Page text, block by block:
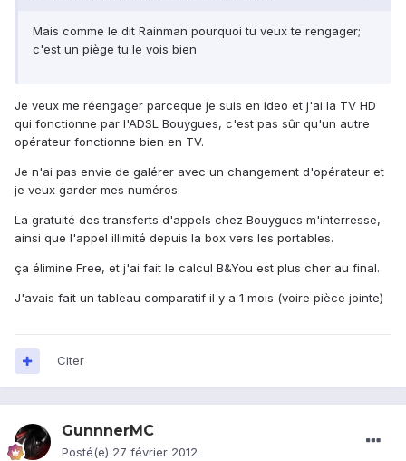
Mais comme le dit Rainman pourquoi tu veux te rengager;
c'est un piège tu le vois bien
Je veux me réengager parceque je suis en ideo et j'ai la TV HD
qui fonctionne par l'ADSL Bouygues, c'est pas sûr qu'un autre
opérateur fonctionne bien en TV.
Je n'ai pas envie de galérer avec un changement d'opérateur et
je veux garder mes numéros.
La gratuité des transferts d'appels chez Bouygues m'interresse,
ainsi que l'appel illimité depuis la box vers les portables.
ça élimine Free, et j'ai fait le calcul B&You est plus cher au final.
J'avais fait un tableau comparatif il y a 1 mois (voire pièce jointe)
Citer
GunnnerMC
Posté(e) 27 février 2012